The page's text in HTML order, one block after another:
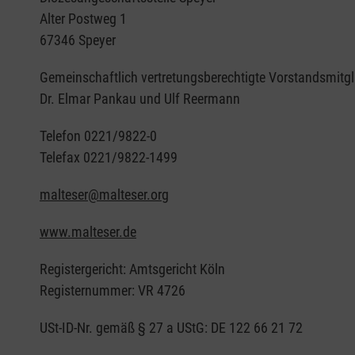
Alter Postweg 1
67346 Speyer
Gemeinschaftlich vertretungsberechtigte
Dr. Elmar Pankau und Ulf Reermann
Telefon 0221/9822-0
Telefax 0221/9822-1499
malteser@malteser.org
www.malteser.de
Registergericht: Amtsgericht Köln
Registernummer: VR 4726
USt-ID-Nr. gemäß § 27 a UStG: DE 122 66 21 72